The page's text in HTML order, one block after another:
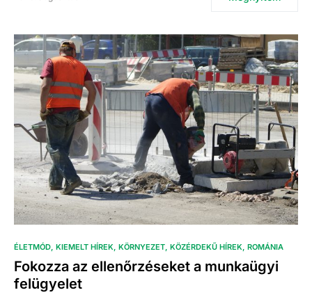
ÉLETMÓD KIEMELT HÍREK KÖRNYEZET KÖZÉRDEKŰ HÍREK ROMÁNIA
Fokozza az ellenőrzéseket a munkaügyi
felügyelet